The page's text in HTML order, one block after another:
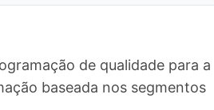
de qualidade para a
baseada nos segmentos